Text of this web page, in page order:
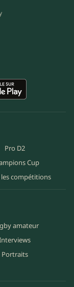
Pro D2
Cup
compétitions
amateur
Portraits